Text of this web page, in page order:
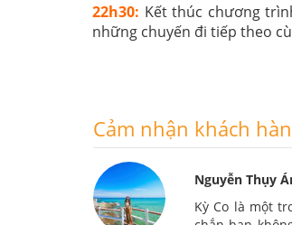
22h30: Kết thúc chương
những chuyến đi tiếp theo
Cảm nhận khách
Nguyễn Thụy
Kỳ Co là một